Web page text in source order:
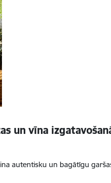
un vīna
autentisku un bagātīgu